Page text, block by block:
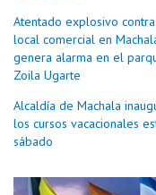
Atentado explosivo contra
local comercial en
genera alarma en el
Zoila Ugarte
Alcaldía de Machala
los cursos vacacionales
sábado